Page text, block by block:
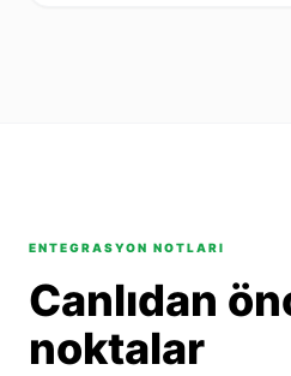
ENTEGRASYON NOTLARI
Canlıdan
noktalar